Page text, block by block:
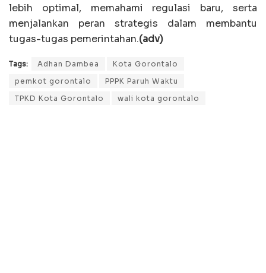
lebih optimal, memahami regulasi baru, serta
menjalankan peran strategis dalam membantu
tugas-tugas pemerintahan.(adv)
Tags: Adhan Dambea
Kota Gorontalo
pemkot gorontalo
PPPK Paruh Waktu
TPKD Kota Gorontalo
wali kota gorontalo